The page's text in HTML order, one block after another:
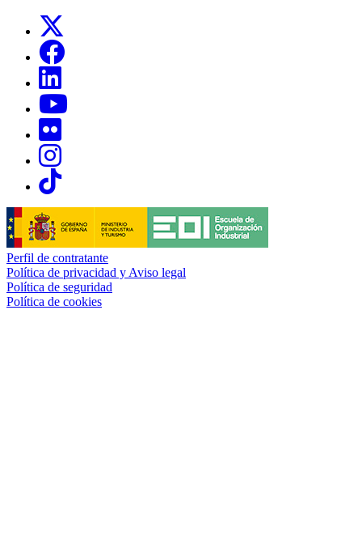
Links, Opens in this window
Links, Opens in this window
Links, Opens in this window
Links, Opens in this window
Links, Opens in this window
Perfil de contratante
Política de privacidad y Aviso legal
Política de seguridad
Política de cookies